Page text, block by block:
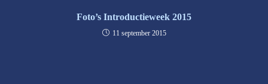
Foto’s Introductieweek 2015
11 september 2015